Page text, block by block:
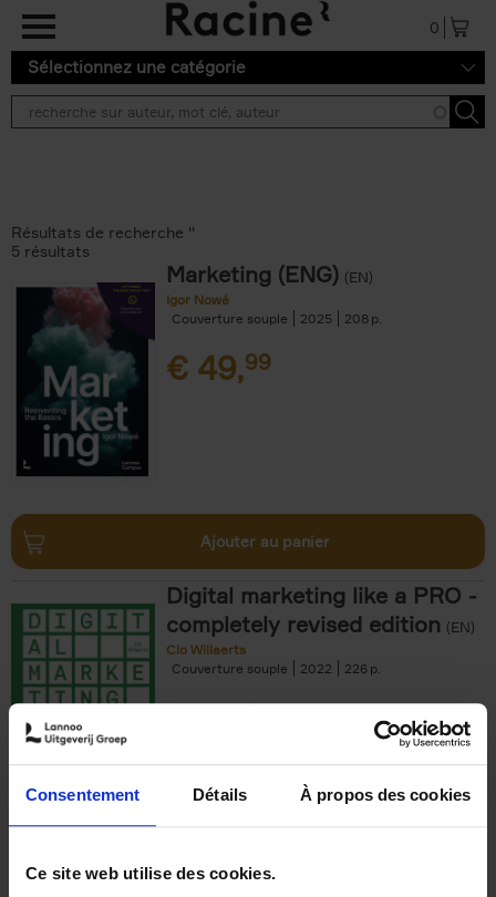
Consentement Détails À propos des cookies
Ce site web utilise des cookies.
Aller au contenu principal
0
Sélectionnez une catégorie
Résultats de recherche ''
5 résultats
Marketing (ENG) (EN)
Igor Nowé
Couverture souple
2025 208
€ 49,99
Ajouter au panier
Digital marketing like a PRO -
completely revised edition (EN)
Clo Willaerts
Couverture souple
2022 226
€35,50